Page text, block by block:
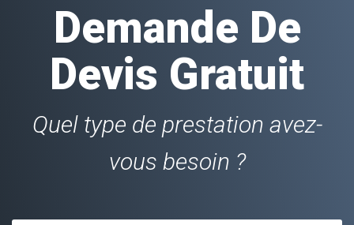
Demande De
Devis Gratuit
Quel type de prestation avez-
vous besoin ?